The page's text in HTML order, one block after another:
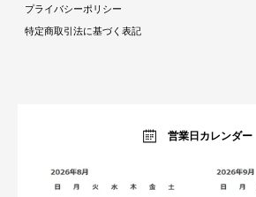
パーテーション・衝立
ベッド・寝具
プライバシーポリシー
特定商取引法に基づく表記
営業日カレンダー